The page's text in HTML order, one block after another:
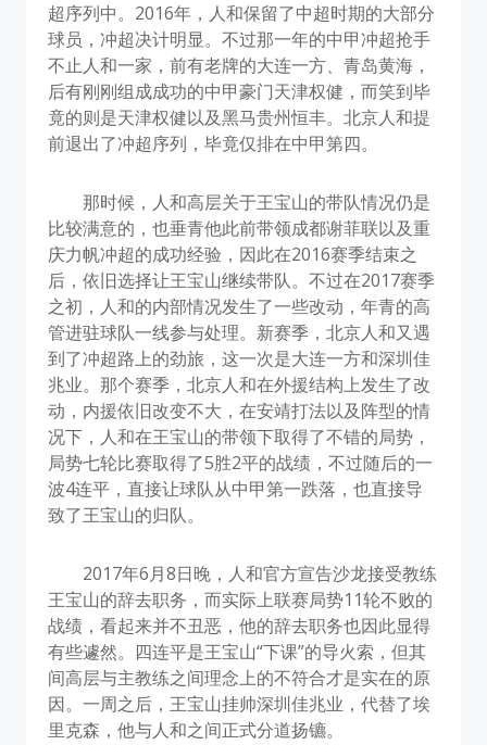
超序列中。2016年，人和保留了中超时期的大部分
球员，冲超决计明显。不过那一年的中甲冲超抢手
不止人和一家，前有老牌的大连一方、青岛黄海，
后有刚刚组成成功的中甲豪门天津权健，而笑到毕
竟的则是天津权健以及黑马贵州恒丰。北京人和提
前退出了冲超序列，毕竟仅排在中甲第四。
那时候，人和高层关于王宝山的带队情况仍是
比较满意的，也垂青他此前带领成都谢菲联以及重
庆力帆冲超的成功经验，因此在2016赛季结束之
后，依旧选择让王宝山继续带队。不过在2017赛季
之初，人和的内部情况发生了一些改动，年青的高
管进驻球队一线参与处理。新赛季，北京人和又遇
到了冲超路上的劲旅，这一次是大连一方和深圳佳
兆业。那个赛季，北京人和在外援结构上发生了改
动，内援依旧改变不大，在安靖打法以及阵型的情
况下，人和在王宝山的带领下取得了不错的局势，
局势七轮比赛取得了5胜2平的战绩，不过随后的一
波4连平，直接让球队从中甲第一跌落，也直接导
致了王宝山的归队。
2017年6月8日晚，人和官方宣告沙龙接受教练
王宝山的辞去职务，而实际上联赛局势11轮不败的
战绩，看起来并不丑恶，他的辞去职务也因此显得
有些遽然。四连平是王宝山“下课”的导火索，但其
间高层与主教练之间理念上的不符合才是实在的原
因。一周之后，王宝山挂帅深圳佳兆业，代替了埃
里克森，他与人和之间正式分道扬镳。